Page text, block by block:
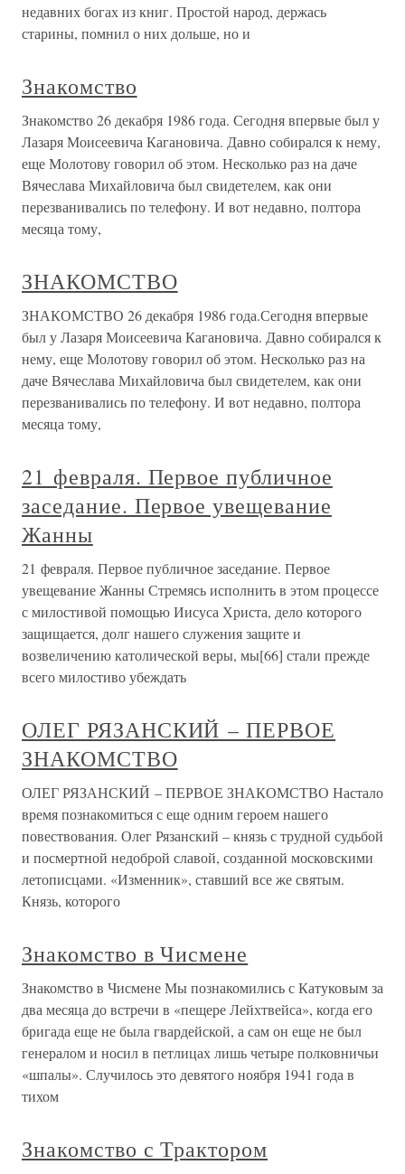
недавних богах из книг. Простой народ, держась
старины, помнил о них дольше, но и
Знакомство
Знакомство 26 декабря 1986 года. Сегодня впервые был у
Лазаря Моисеевича Кагановича. Давно собирался к нему,
еще Молотову говорил об этом. Несколько раз на даче
Вячеслава Михайловича был свидетелем, как они
перезванивались по телефону. И вот недавно, полтора
месяца тому,
ЗНАКОМСТВО
ЗНАКОМСТВО 26 декабря 1986 года.Сегодня впервые
был у Лазаря Моисеевича Кагановича. Давно собирался к
нему, еще Молотову говорил об этом. Несколько раз на
даче Вячеслава Михайловича был свидетелем, как они
перезванивались по телефону. И вот недавно, полтора
месяца тому,
21 февраля. Первое публичное
заседание. Первое увещевание
Жанны
21 февраля. Первое публичное заседание. Первое
увещевание Жанны Стремясь исполнить в этом процессе
с милостивой помощью Иисуса Христа, дело которого
защищается, долг нашего служения защите и
возвеличению католической веры, мы[66] стали прежде
всего милостиво убеждать
ОЛЕГ РЯЗАНСКИЙ – ПЕРВОЕ
ЗНАКОМСТВО
ОЛЕГ РЯЗАНСКИЙ – ПЕРВОЕ ЗНАКОМСТВО Настало
время познакомиться с еще одним героем нашего
повествования. Олег Рязанский – князь с трудной судьбой
и посмертной недоброй славой, созданной московскими
летописцами. «Изменник», ставший все же святым.
Князь, которого
Знакомство в Чисмене
Знакомство в Чисмене Мы познакомились с Катуковым за
два месяца до встречи в «пещере Лейхтвейса», когда его
бригада еще не была гвардейской, а сам он еще не был
генералом и носил в петлицах лишь четыре полковничьи
«шпалы». Случилось это девятого ноября 1941 года в
тихом
Знакомство с Трактором